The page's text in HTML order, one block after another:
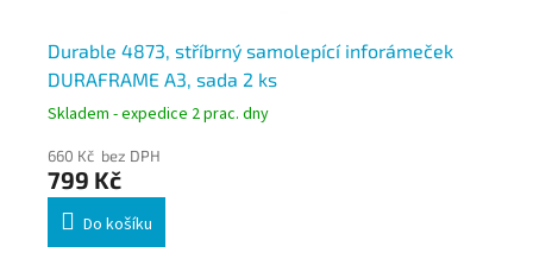
Durable 4873, stříbrný samolepící inforámeček
DURAFRAME A3, sada 2 ks
Skladem - expedice 2 prac. dny
660 Kč bez DPH
799 Kč
Do košíku